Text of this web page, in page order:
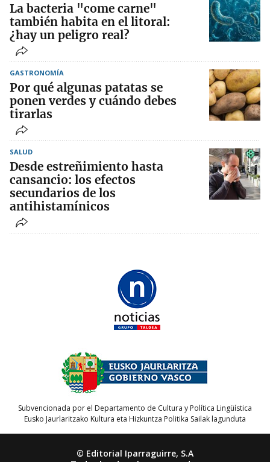
La bacteria "come carne"
también habita en el litoral:
¿hay un peligro real?
GASTRONOMÍA
Por qué algunas patatas se
ponen verdes y cuándo debes
tirarlas
SALUD
Desde estreñimiento hasta
cansancio: los efectos
secundarios de los
antihistamínicos
Subvencionada por el Departamento de Cultura y Política Lingüística
Eusko Jaurlaritzako Kultura eta Hizkuntza Politika Sailak lagunduta
© Editorial Iparraguirre, S.A